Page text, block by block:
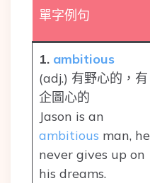
單字例句
1. ambitious
(adj.) 有野心的，有
企圖心的
Jason is an
ambitious man, he
never gives up on
his dreams.